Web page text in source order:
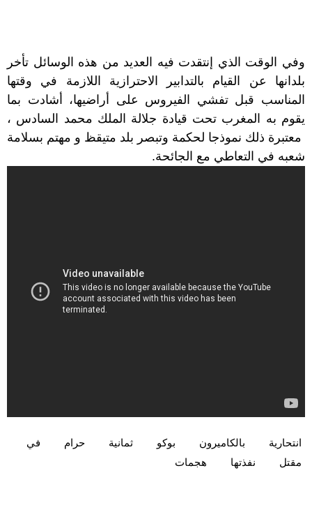
وفي الوقت الذي إنتقدت فيه العديد من هذه الوسائل تأخر
بلدانها عن القيام بالتدابير الاحترازية اللازمة في وقتها
المناسب قبل تفشي الفيروس على أراضيها، أشادت بما
يقوم به المغرب تحت قيادة جلالة الملك محمد السادس ،
معتبرة ذلك نموذجا لحكمة وتبصر بلد متيقظ و مهتم بسلامة
شعبه في التعاطي مع الجائحة.
انتحارية بالكاميرون بوكو ثمانية حرام
في
مقتل
نفذتها هجمات